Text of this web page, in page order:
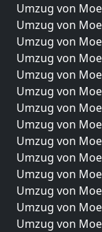
Umzug von
Umzug von
Umzug von
Umzug von
Umzug von
Umzug von
Umzug von
Umzug von
Umzug von
Umzug von
Umzug von
Umzug von
Umzug von
Umzug von